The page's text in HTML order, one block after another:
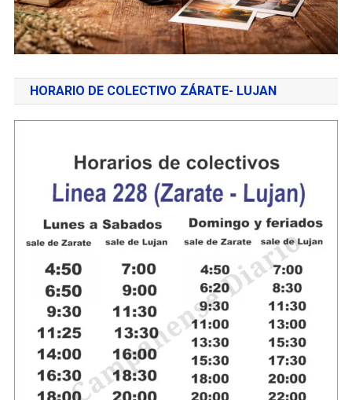
HORARIO DE COLECTIVO ZÁRATE- LUJAN